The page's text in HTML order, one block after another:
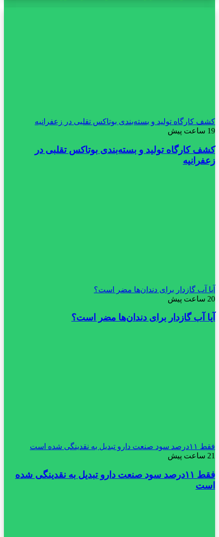
کشف کارگاه تولید و بسته‌بندی بوتاکس تقلبی در زعفرانیه
19 ساعت پیش
کشف کارگاه تولید و بسته‌بندی بوتاکس تقلبی در
زعفرانیه
آیا آب گازدار برای دندان‌ها مضر است؟
20 ساعت پیش
آیا آب گازدار برای دندان‌ها مضر است؟
فقط ۱۱‌درصد سود صنعت دارو تبدیل به نقدینگی شده است
21 ساعت پیش
فقط ۱۱‌درصد سود صنعت دارو تبدیل به نقدینگی شده
است